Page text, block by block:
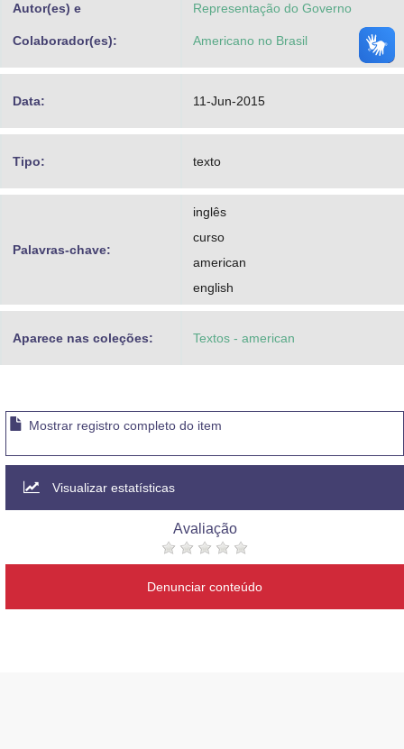
Planalto
Autor(es) e
Colaborador(es):
Representação do Governo
Americano no Brasil
Data: 11-Jun-2015
Tipo: texto
Palavras-chave:
inglês
curso
american
english
Aparece nas coleções: Textos - american
Mostrar registro completo do item
Visualizar estatísticas
Avaliação
Denunciar conteúdo